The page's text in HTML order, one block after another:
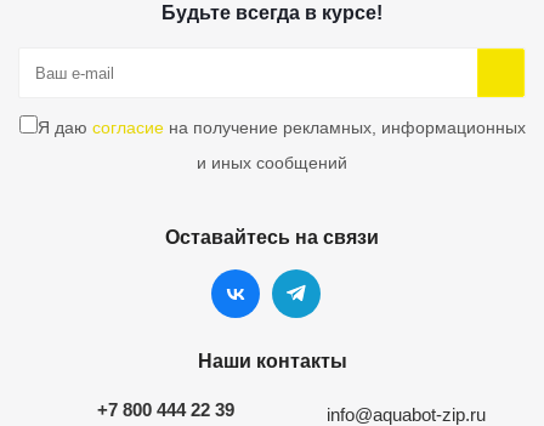
Будьте всегда в курсе!
Я даю согласиена получение рекламных, информационных
и иных сообщений
Оставайтесь на связи
Наши контакты
+7 800 444 22 39 info@aquabot-zip.ru